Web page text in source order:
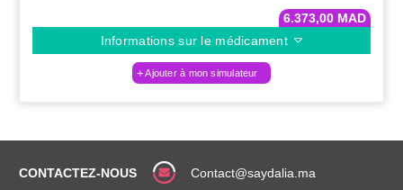
6.373,00 MAD
Informations sur le médicament
Ajouter à mon simulateur
CONTACTEZ-NOUS Contact@saydalia.ma